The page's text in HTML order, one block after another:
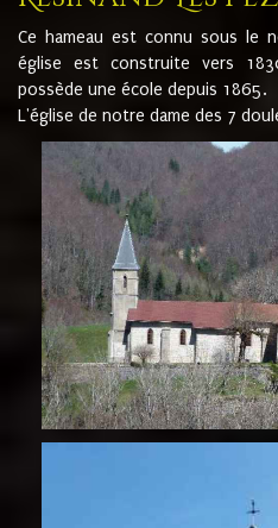
Ce hameau est connu sous le
église est construite vers
possède une école depuis 1865.
L'église de notre dame des 7